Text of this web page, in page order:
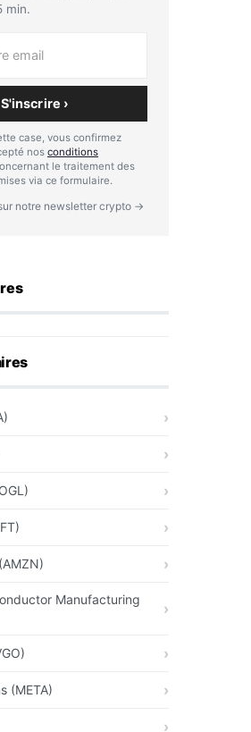
min.
S'inscrire ›
case, vous confirmez
nos conditions
le traitement des
via ce formulaire.
notre newsletter crypto →
Manufacturing
(META)